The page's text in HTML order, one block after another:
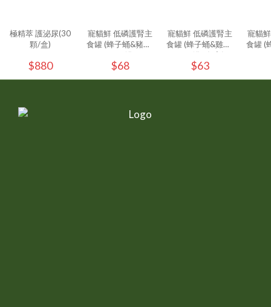
極精萃 護泌尿(30
顆/盒)
$880
寵貓鮮 低磷護腎主
食罐 (蜂子蛹&豬肉)
80g/罐
$68
寵貓鮮 低磷護腎主
食罐 (蜂子蛹&雞肉)
80g/罐 - (1入)
$63
寵貓
食罐 (